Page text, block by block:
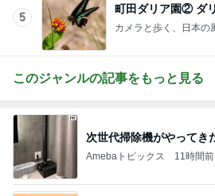
5
町田ダリア園② ダ
カメラと歩く、日本の
このジャンルの記事をもっと見る
次世代掃除機がやってき
Amebaトピックス 11時間前